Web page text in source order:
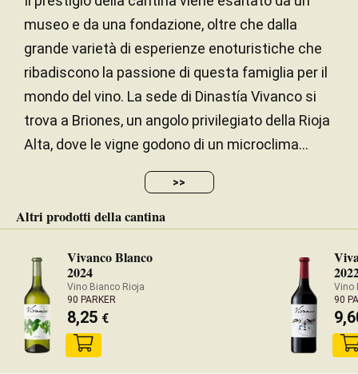
museo e da una fondazione, oltre che dalla
grande varietà di esperienze enoturistiche che
ribadiscono la passione di questa famiglia per il
mondo del vino. La sede di Dinastía Vivanco si
trova a Briones, un angolo privilegiato della Rioja
Alta, dove le vigne godono di un microclima...
>>
Altri prodotti della cantina
Vivanco Blanco
2024
Vino Bianco Rioja
90 PARKER
8,25 €
Vino
90